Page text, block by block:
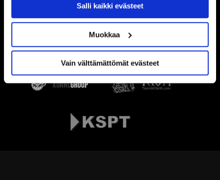
Salli kaikki evästeet
Muokkaa
Vain välttämättömät evästeet